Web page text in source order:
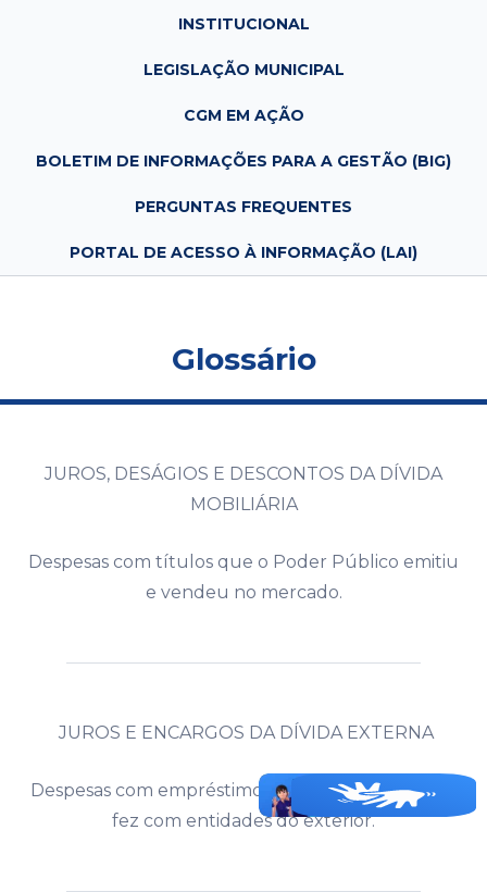
INSTITUCIONAL
LEGISLAÇÃO MUNICIPAL
CGM EM AÇÃO
BOLETIM DE INFORMAÇÕES PARA A GESTÃO (BIG)
PERGUNTAS FREQUENTES
PORTAL DE ACESSO À INFORMAÇÃO (LAI)
Glossário
JUROS, DESÁGIOS E DESCONTOS DA DÍVIDA
MOBILIÁRIA
Despesas com títulos que o Poder Público emitiu
e vendeu no mercado.
JUROS E ENCARGOS DA DÍVIDA EXTERNA
Despesas com empréstimos que o Poder Público
fez com entidades do exterior.